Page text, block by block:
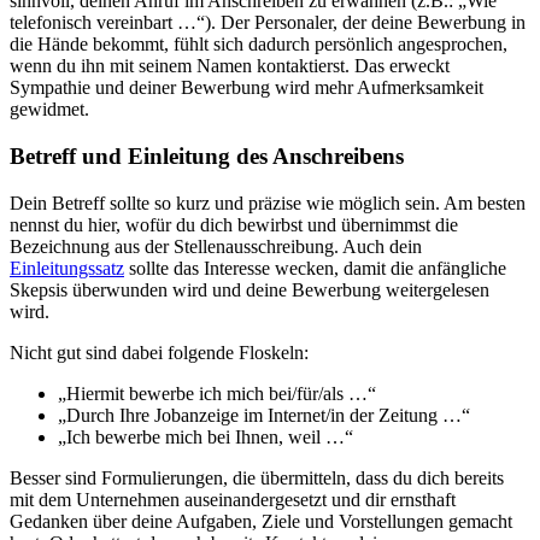
telefonisch vereinbart …“). Der Personaler, der deine Bewerbung in
die Hände bekommt, fühlt sich dadurch persönlich angesprochen,
wenn du ihn mit seinem Namen kontaktierst. Das erweckt
Sympathie und deiner Bewerbung wird mehr Aufmerksamkeit
gewidmet.
Betreff und Einleitung des Anschreibens
Dein Betreff sollte so kurz und präzise wie möglich sein. Am besten
nennst du hier, wofür du dich bewirbst und übernimmst die
Bezeichnung aus der Stellenausschreibung. Auch dein
Einleitungssatz sollte das Interesse wecken, damit die anfängliche
Skepsis überwunden wird und deine Bewerbung weitergelesen
wird.
Nicht gut sind dabei folgende Floskeln:
„Hiermit bewerbe ich mich bei/für/als …“
„Durch Ihre Jobanzeige im Internet/in der Zeitung …“
„Ich bewerbe mich bei Ihnen, weil …“
Besser sind Formulierungen, die übermitteln, dass du dich bereits
mit dem Unternehmen auseinandergesetzt und dir ernsthaft
Gedanken über deine Aufgaben, Ziele und Vorstellungen gemacht